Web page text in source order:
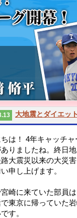
大地震とダイエッ
ちは！ 4年キャッチ
りましたね。終日
大震災以来の大災
申し上げます。
崎に来ていた部員
で東京に帰っていた
す。